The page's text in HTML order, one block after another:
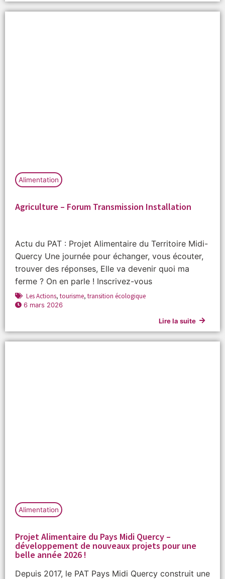
Alimentation
Agriculture – Forum Transmission Installation
Actu du PAT : Projet Alimentaire du Territoire Midi-
Quercy Une journée pour échanger, vous écouter,
trouver des réponses, Elle va devenir quoi ma
ferme ? On en parle ! Inscrivez-vous
Les Actions, tourisme, transition écologique
6 mars 2026
Lire la suite
Alimentation
Projet Alimentaire du Pays Midi Quercy –
développement de nouveaux projets pour une
belle année 2026 !
Depuis 2017, le PAT Pays Midi Quercy construit une